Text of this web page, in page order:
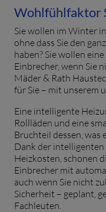
Wohlfühlfaktor
Sie wollen im Winter
ohne dass Sie den
haben? Sie wollen
Einbrecher, wenn Sie
Mäder & Rath
für Sie – mit unserem
Eine intelligente
Rollläden und eine
Bruchteil dessen, was
Dank der intelligenten
Heizkosten, schonen
Einbrecher mit
auch wenn Sie nicht
Sicherheit – geplant,
Fachleuten.